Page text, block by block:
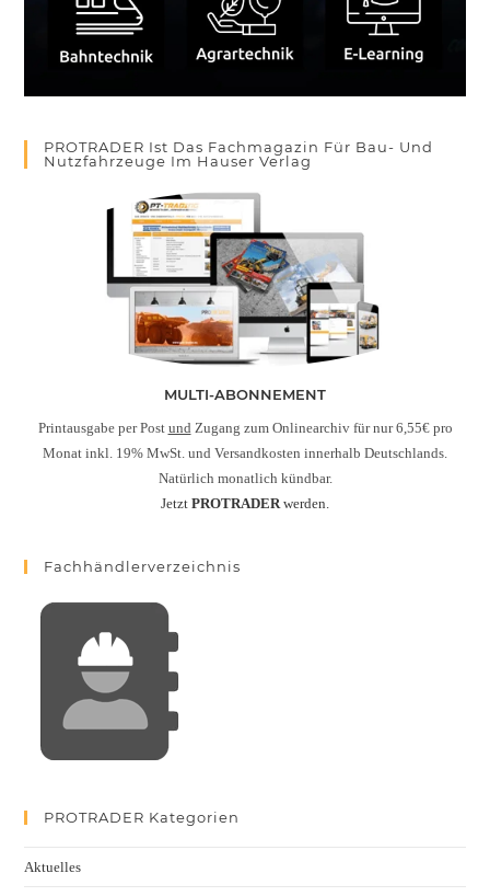
PROTRADER Ist Das Fachmagazin Für Bau- Und
Nutzfahrzeuge Im Hauser Verlag
MULTI-ABONNEMENT
Printausgabe per Post und Zugang zum Onlinearchiv für nur 6,55€ pro
Monat inkl. 19% MwSt. und Versandkosten innerhalb Deutschlands.
Natürlich monatlich kündbar.
Jetzt PROTRADER werden.
Fachhändlerverzeichnis
PROTRADER Kategorien
Aktuelles